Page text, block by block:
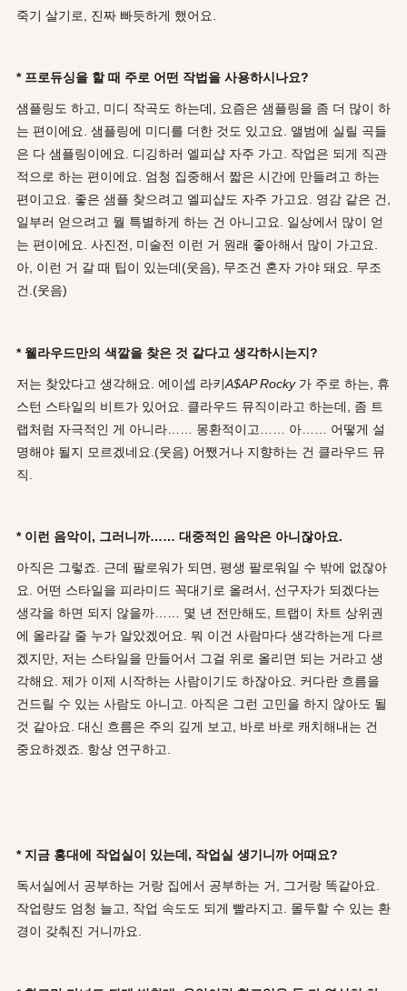
죽기 살기로, 진짜 빠듯하게 했어요.
* 프로듀싱을 할 때 주로 어떤 작법을 사용하시나요?
샘플링도 하고, 미디 작곡도 하는데, 요즘은 샘플링을 좀 더 많이 하
는 편이에요. 샘플링에 미디를 더한 것도 있고요. 앨범에 실릴 곡들
은 다 샘플링이에요. 디깅하러 엘피샵 자주 가고. 작업은 되게 직관
적으로 하는 편이에요. 엄청 집중해서 짧은 시간에 만들려고 하는
편이고요. 좋은 샘플 찾으려고 엘피샵도 자주 가고요. 영감 같은 건,
일부러 얻으려고 뭘 특별하게 하는 건 아니고요. 일상에서 많이 얻
는 편이에요. 사진전, 미술전 이런 거 원래 좋아해서 많이 가고요.
아, 이런 거 갈 때 팁이 있는데(웃음), 무조건 혼자 가야 돼요. 무조
건.(웃음)
* 웰라우드만의 색깔을 찾은 것 같다고 생각하시는지?
저는 찾았다고 생각해요. 에이셉 라키A$AP Rocky가 주로 하는, 휴
스턴 스타일의 비트가 있어요. 클라우드 뮤직이라고 하는데, 좀 트
랩처럼 자극적인 게 아니라…… 몽환적이고…… 아…… 어떻게 설
명해야 될지 모르겠네요.(웃음) 어쨌거나 지향하는 건 클라우드 뮤
직.
* 이런 음악이, 그러니까…… 대중적인 음악은 아니잖아요.
아직은 그렇죠. 근데 팔로워가 되면, 평생 팔로워일 수 밖에 없잖아
요. 어떤 스타일을 피라미드 꼭대기로 올려서, 선구자가 되겠다는
생각을 하면 되지 않을까…… 몇 년 전만해도, 트랩이 차트 상위권
에 올라갈 줄 누가 알았겠어요. 뭐 이건 사람마다 생각하는게 다르
겠지만, 저는 스타일을 만들어서 그걸 위로 올리면 되는 거라고 생
각해요. 제가 이제 시작하는 사람이기도 하잖아요. 커다란 흐름을
건드릴 수 있는 사람도 아니고. 아직은 그런 고민을 하지 않아도 될
것 같아요. 대신 흐름은 주의 깊게 보고, 바로 바로 캐치해내는 건
중요하겠죠. 항상 연구하고.
* 지금 홍대에 작업실이 있는데, 작업실 생기니까 어때요?
독서실에서 공부하는 거랑 집에서 공부하는 거, 그거랑 똑같아요.
작업량도 엄청 늘고, 작업 속도도 되게 빨라지고. 몰두할 수 있는 환
경이 갖춰진 거니까요.